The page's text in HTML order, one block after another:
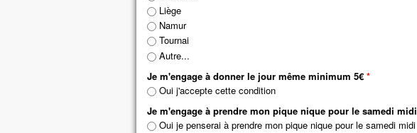
Liège
Namur
Tournai
Autre...
Je m'engage à donner le jour même minimum 5€ *
Oui j'accepte cette condition
Je m'engage à prendre mon pique nique pour le samedi midi
Oui je penserai à prendre mon pique nique pour le samedi midi